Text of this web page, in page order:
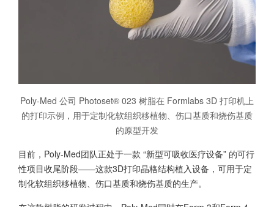
Poly-Med 公司 Photoset® 023 树脂在 Formlabs 3D 打印机上
的打印示例，用于定制化软组织移植物、伤口基质和烧伤基质
的原型开发
目前，Poly-Med团队正处于一款 “新型可吸收医疗设备” 的可行
性项目收尾阶段——这款3D打印晶格结构植入设备，可用于定
制化软组织移植物、伤口基质和烧伤基质的生产。